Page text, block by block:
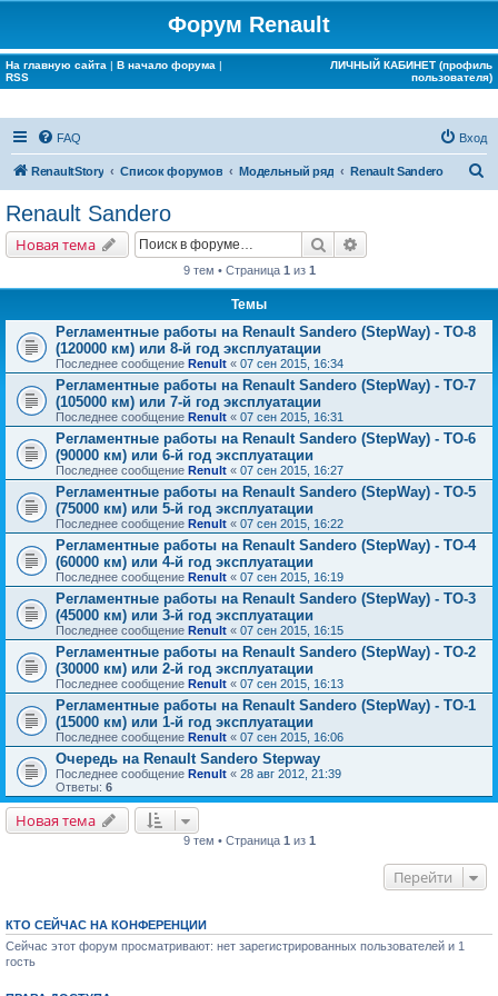
Форум Renault
На главную сайта | В начало форума |
RSS
ЛИЧНЫЙ КАБИНЕТ (профиль
пользователя)
FAQ Вход
RenaultStory Список форумов Модельный ряд Renault Sandero
Renault Sandero
Новая тема Поиск
9 тем • Страница 1 из 1
Темы
Регламентные работы на Renault Sandero (StepWay) - ТО-8
(120000 км) или 8-й год эксплуатации
Последнее сообщение Renult « 07 сен 2015, 16:34
Регламентные работы на Renault Sandero (StepWay) - ТО-7
(105000 км) или 7-й год эксплуатации
Последнее сообщение Renult « 07 сен 2015, 16:31
Регламентные работы на Renault Sandero (StepWay) - ТО-6
(90000 км) или 6-й год эксплуатации
Последнее сообщение Renult « 07 сен 2015, 16:27
Регламентные работы на Renault Sandero (StepWay) - ТО-5
(75000 км) или 5-й год эксплуатации
Последнее сообщение Renult « 07 сен 2015, 16:22
Регламентные работы на Renault Sandero (StepWay) - ТО-4
(60000 км) или 4-й год эксплуатации
Последнее сообщение Renult « 07 сен 2015, 16:19
Регламентные работы на Renault Sandero (StepWay) - ТО-3
(45000 км) или 3-й год эксплуатации
Последнее сообщение Renult « 07 сен 2015, 16:15
Регламентные работы на Renault Sandero (StepWay) - ТО-2
(30000 км) или 2-й год эксплуатации
Последнее сообщение Renult « 07 сен 2015, 16:13
Регламентные работы на Renault Sandero (StepWay) - ТО-1
(15000 км) или 1-й год эксплуатации
Последнее сообщение Renult « 07 сен 2015, 16:06
Очередь на Renault Sandero Stepway
Последнее сообщение Renult « 28 авг 2012, 21:39
Ответы: 6
Новая тема
9 тем • Страница 1 из 1
Перейти
КТО СЕЙЧАС НА КОНФЕРЕНЦИИ
Сейчас этот форум просматривают: нет зарегистрированных пользователей и 1
гость